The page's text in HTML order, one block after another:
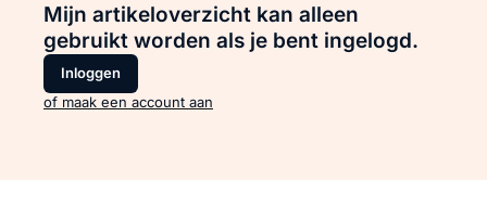
Mijn artikeloverzicht kan alleen
gebruikt worden als je bent ingelogd.
Inloggen
of maak een account aan